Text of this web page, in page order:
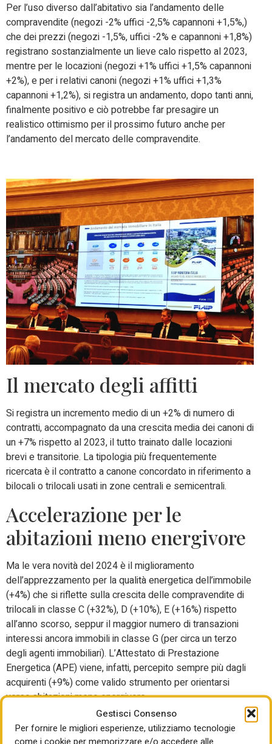
Gestisci Consenso
Per fornire le migliori esperienze, utilizziamo tecnologie
come i cookie per memorizzare e/o accedere alle
Per l’uso diverso dall’abitativo sia l’andamento delle
compravendite (negozi -2% uffici -2,5% capannoni +1,5%,)
che dei prezzi (negozi -1,5%, uffici -2% e capannoni +1,8%)
registrano sostanzialmente un lieve calo rispetto al 2023,
mentre per le locazioni (negozi +1% uffici +1,5% capannoni
+2%), e per i relativi canoni (negozi +1% uffici +1,3%
capannoni +1,2%), si registra un andamento, dopo tanti anni,
finalmente positivo e ciò potrebbe far presagire un
realistico ottimismo per il prossimo futuro anche per
l’andamento del mercato delle compravendite.
Il mercato degli affitti
Si registra un incremento medio di un +2% di numero di
contratti, accompagnato da una crescita media dei canoni di
un +7% rispetto al 2023, il tutto trainato dalle locazioni
brevi e transitorie. La tipologia più frequentemente
ricercata è il contratto a canone concordato in riferimento a
bilocali o trilocali usati in zone centrali e semicentrali.
Accelerazione per le
abitazioni meno energivore
Ma le vera novità del 2024 è il miglioramento
dell’apprezzamento per la qualità energetica dell’immobile
(+4%) che si riflette sulla crescita delle compravendite di
trilocali in classe C (+32%), D (+10%), E (+16%) rispetto
all’anno scorso, seppur il maggior numero di transazioni
interessi ancora immobili in classe G (per circa un terzo
degli agenti immobiliari). L’Attestato di Prestazione
Energetica (APE) viene, infatti, percepito sempre più dagli
acquirenti (+9%) come valido strumento per orientarsi
verso abitazioni meno energivore.
Aumentano le compravendite di abitazioni indipendenti
meno energivore: per le villette a schiera diventano